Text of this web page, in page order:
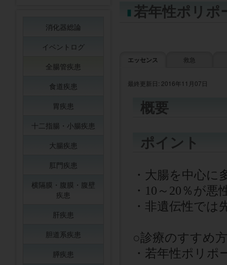
若年性ポリ
エッセンス 救急
最終更新日: 2016年11月07日
概要
ポイント
・大腸を中心
・ 10 ～ 20 ％が悪
・非遺伝性で
○診療のすすめ
・若年性ポリ
消化器総論
イベントログ
全腸管疾患
食道疾患
胃疾患
十二指腸・小腸疾患
大腸疾患
肛門疾患
横隔膜・腹膜・腹壁
疾患
肝疾患
胆道系疾患
膵疾患